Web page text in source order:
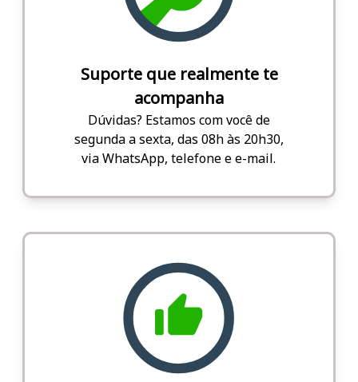
Suporte que realmente te
acompanha
Dúvidas? Estamos com você de
segunda a sexta, das 08h às 20h30,
via WhatsApp, telefone e e-mail.